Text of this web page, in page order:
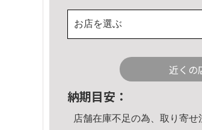
お店を選ぶ
近くの
納期目安：
店舗在庫不足の為、取り寄せ